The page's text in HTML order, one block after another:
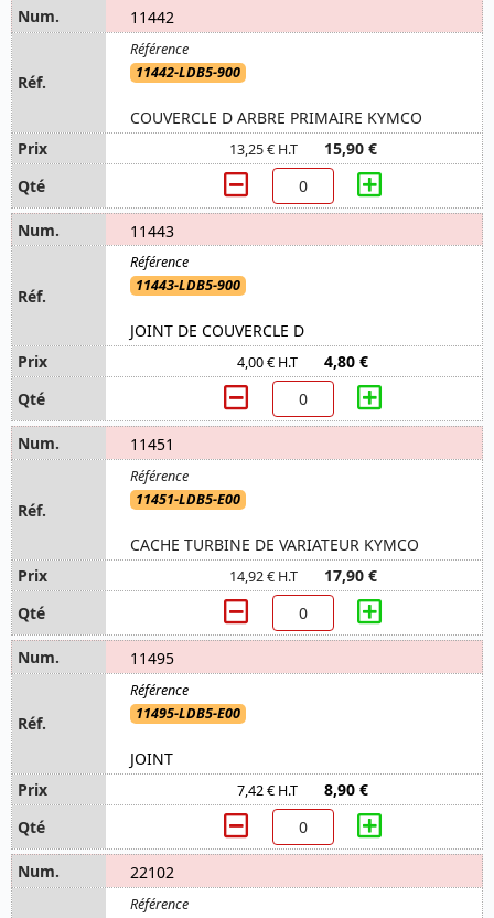
11442
11442-LDB5-900
COUVERCLE D ARBRE PRIMAIRE KYMCO
13,25 € H.T 15,90 €
11443
11443-LDB5-900
JOINT DE COUVERCLE D
4,00 € H.T 4,80 €
11451
11451-LDB5-E00
CACHE TURBINE DE VARIATEUR KYMCO
14,92 € H.T 17,90 €
11495
11495-LDB5-E00
JOINT
7,42 € H.T 8,90 €
22102